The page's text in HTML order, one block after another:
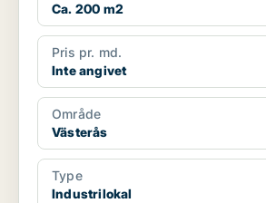
Ca. 200 m2
Pris pr. md.
Inte angivet
Område
Västerås
Type
Industrilokal